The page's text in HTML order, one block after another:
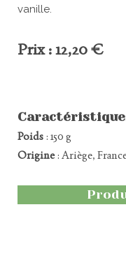
vanille.
Prix : 12,20 €
Poids : 150 g
Origine: Ariège,